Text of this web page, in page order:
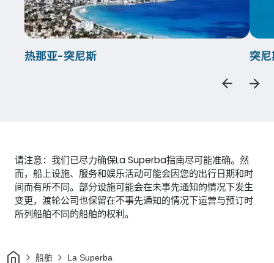
热那亚-突尼斯 突
请注意：我们已尽力确保La Superba指南尽可能准确。然
而，船上设施、服务和娱乐活动可能会因您的出行日期和时
间而有所不同。部分设施可能会在未事先通知的情况下发生
变更，渡轮公司也保留在不事先通知的情况下运营与预订时
所列船舶不同的船舶的权利。
家 船舶 La Superba